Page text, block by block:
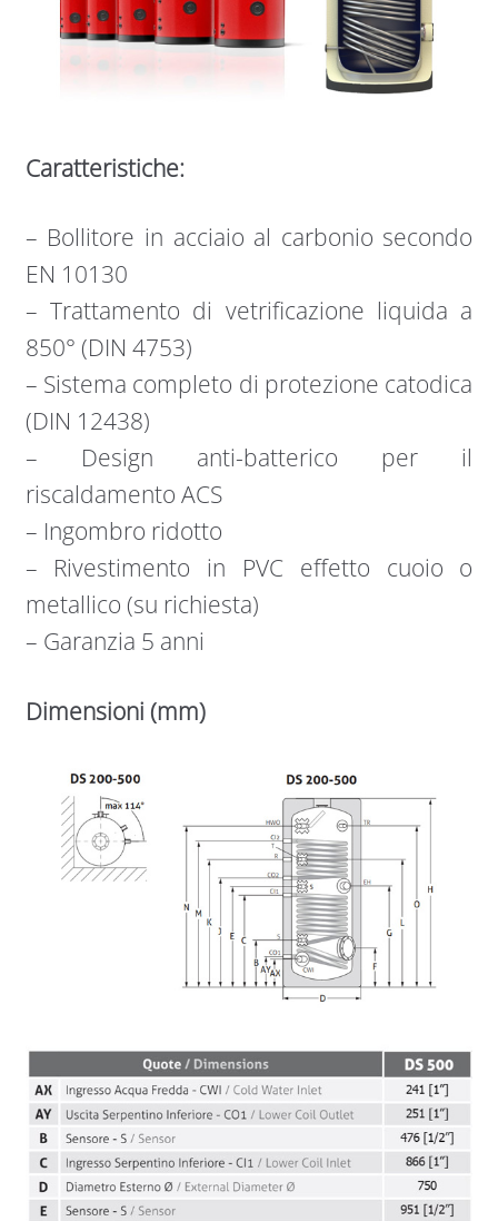
Caratteristiche:
– Bollitore in acciaio al carbonio secondo
EN 10130
– Trattamento di vetrificazione liquida a
850° (DIN 4753)
– Sistema completo di protezione catodica
(DIN 12438)
– Design anti-batterico per il
riscaldamento ACS
– Ingombro ridotto
– Rivestimento in PVC effetto cuoio o
metallico (su richiesta)
– Garanzia 5 anni
Dimensioni (mm)